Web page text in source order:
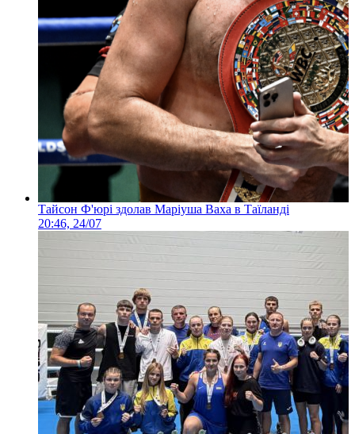
Тайсон Ф'юрі здолав Маріуша Ваха в Таїланді
20:46, 24/07